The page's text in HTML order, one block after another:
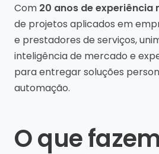
Com 20 anos de experiência
de projetos aplicados em
e prestadores de serviços,
inteligência de mercado e
para entregar soluções
automação.
O que